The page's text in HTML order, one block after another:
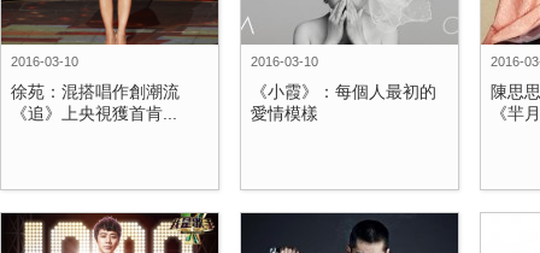
2016-03-10
徐苑：混搭唱作創潮流
《追》上央視獲首肯...
2016-03-10
《小霞》：每個人最初的
愛情模樣
2016-
陳思
《羋